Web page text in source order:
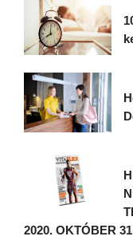
2020. OKTÓBER